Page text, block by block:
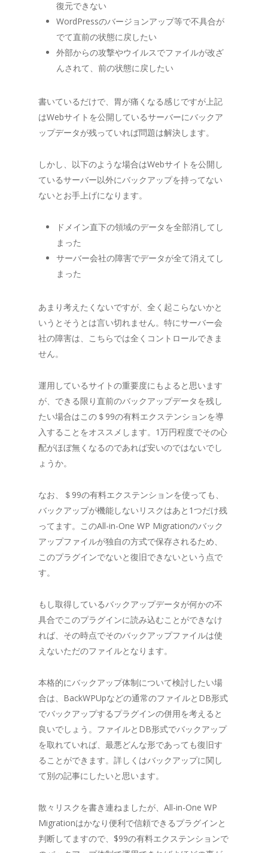
復元できない
WordPressのバージョンアップ等で不具合が
でて直前の状態に戻したい
外部からの攻撃やウイルスでファイルが改ざ
んされて、前の状態に戻したい
書いているだけで、胃が痛くなる感じですが上記
はWebサイトを公開しているサーバーにバックア
ップデータが残っていれば問題は解決します。
しかし、以下のような場合はWebサイトを公開し
ているサーバー以外にバックアップを持ってない
ないとお手上げになります。
ドメイン直下の領域のデータを全部消してし
まった
サーバー会社の障害でデータが全て消えてし
まった
あまり考えたくないですが、全く起こらないかと
いうとそうとは言い切れません。特にサーバー会
社の障害は、こちらでは全くコントロールできま
せん。
運用しているサイトの重要度にもよると思います
が、できる限り直前のバックアップデータを残し
たい場合はこの＄99の有料エクステンションを導
入することをオススメします。1万円程度でその心
配がほぼ無くなるのであれば安いのではないでし
ょうか。
なお、＄99の有料エクステンションを使っても、
バックアップが機能しないリスクはあと1つだけ残
ってます。このAll-in-One WP Migrationのバック
アップファイルが独自の方式で保存されるため、
このプラグインでないと復旧できないという点で
す。
もし取得しているバックアップデータが何かの不
具合でこのプラグインに読み込むことができなけ
れば、その時点でそのバックアップファイルは使
えないただのファイルとなります。
本格的にバックアップ体制について検討したい場
合は、BackWPUpなどの通常のファイルとDB形式
でバックアップするプラグインの併用を考えると
良いでしょう。ファイルとDB形式でバックアップ
を取れていれば、最悪どんな形であっても復旧す
ることができます。詳しくはバックアップに関し
て別の記事にしたいと思います。
散々リスクを書き連ねましたが、All-in-One WP
Migrationはかなり便利で信頼できるプラグインと
判断してますので、$99の有料エクステンションで